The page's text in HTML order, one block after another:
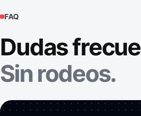
FAQ
Dudas
Sin rodeos.